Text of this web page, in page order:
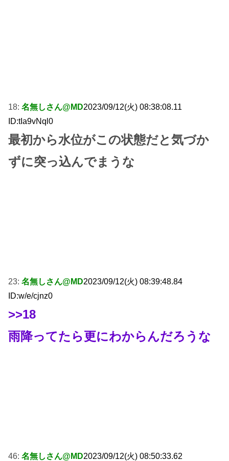
18: 名無しさん@MD2023/09/12(火) 08:38:08.11
ID:tIa9vNql0
最初から水位がこの状態だと気づか
ずに突っ込んでまうな
23: 名無しさん@MD2023/09/12(火) 08:39:48.84
ID:w/e/cjnz0
>>18
雨降ってたら更にわからんだろうな
46: 名無しさん@MD2023/09/12(火) 08:50:33.62